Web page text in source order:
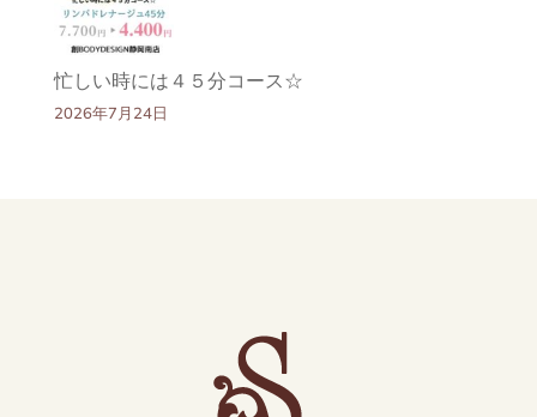
忙しい時には４５分コース☆
2026年7月24日